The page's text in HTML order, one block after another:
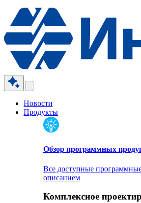
Новости
Продукты
Обзор программных
Все доступные
описанием
Комплексное